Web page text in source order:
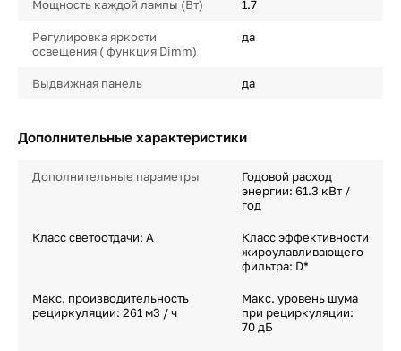
Мощность каждой лампы (Вт) 1.7
Регулировка яркости
освещения ( функция Dimm)
да
Выдвижная панель да
Дополнительные характеристики
Дополнительные параметры
Годовой расход
энергии: 61.3 кВт /
год
Класс светоотдачи: A
Класс эффективности
жироулавливающего
фильтра: D*
Макс. производительность
рециркуляции: 261 м3 / ч
Макс. уровень шума
при рециркуляции:
70 дБ